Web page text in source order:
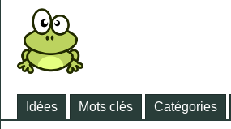
Idées Mots clés Catégories